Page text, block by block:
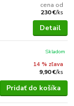
cena od
230 €/ks
Detail
14 % zľava
9,90 €/ks
Skladom
Pridať do košíka